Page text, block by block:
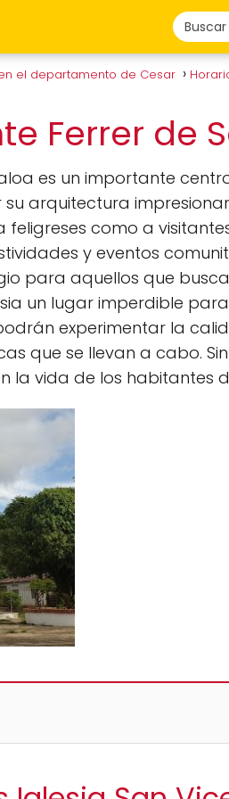
el departamento de Cesar
Ferrer de
es un importante
arquitectura
como a
y eventos
para aquellos que
un lugar imperdible
experimentar la
que se llevan a cabo.
la vida de los habitantes